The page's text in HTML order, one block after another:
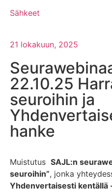
Sähkeet
21 lokakuun, 2025
22.10.25
seuroihin ja
hanke
Muistutus SAJL:n
seuroihin”, jonka
Yhdenvertaisesti kentällä